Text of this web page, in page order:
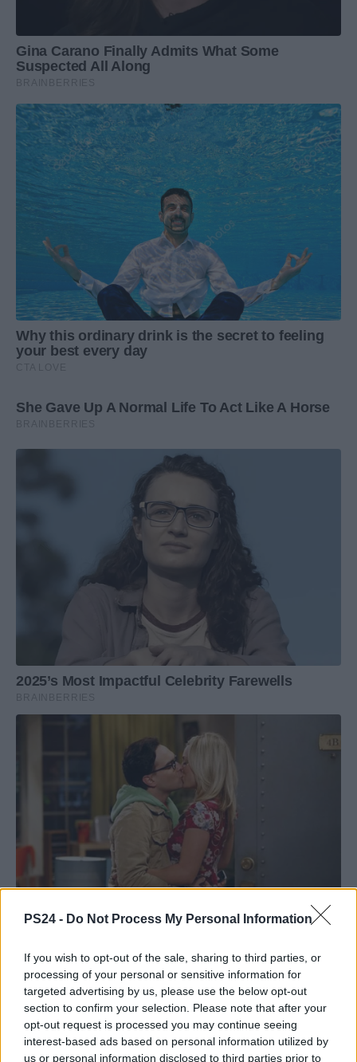
PS24 - Do Not Process My Personal Information
If you wish to opt-out of the sale, sharing to third parties, or
processing of your personal or sensitive information for
targeted advertising by us, please use the below opt-out
section to confirm your selection. Please note that after your
opt-out request is processed you may continue seeing
interest-based ads based on personal information utilized by
us or personal information disclosed to third parties prior to